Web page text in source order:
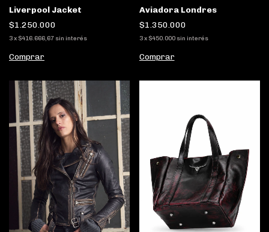
Liverpool Jacket
$1.250.000
3x $416.666,67 sin interés
Comprar
Aviadora Londres
$1.350.000
3 x $450.000 sin interés
Comprar